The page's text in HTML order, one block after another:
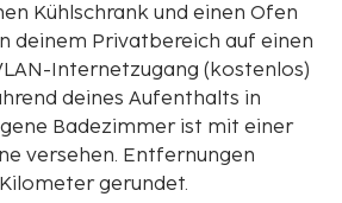
Kühlschrank und einen Ofen
deinem Privatbereich auf einen
Internetzugang (kostenlos)
deines Aufenthalts in
Badezimmer ist mit einer
versehen. Entfernungen
gerundet.